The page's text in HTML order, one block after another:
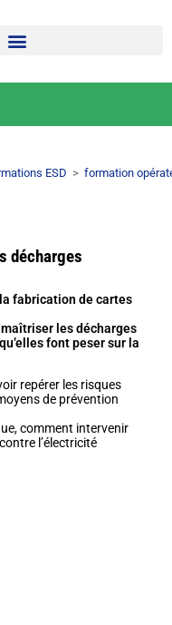
ESD > formation
décharges
fabrication de cartes
les décharges
font peser sur la
repérer les risques
de prévention
comment intervenir
l’électricité